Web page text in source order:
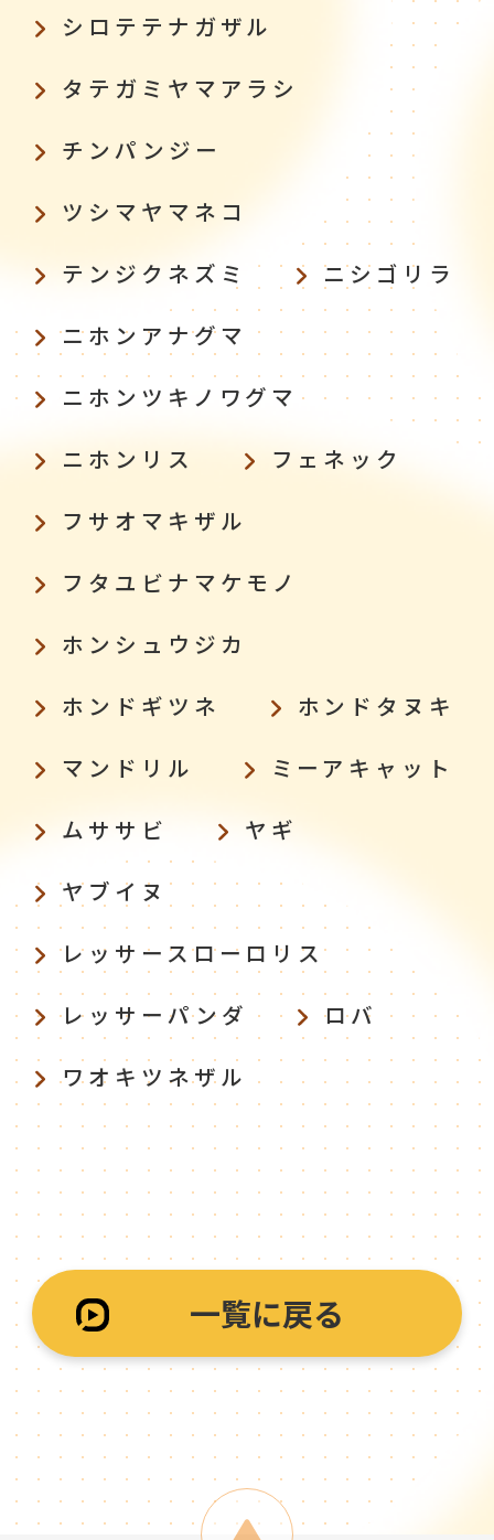
シロテテナガザル
タテガミヤマアラシ
チンパンジー
ツシマヤマネコ
テンジクネズミ
ニシゴリラ
ニホンアナグマ
ニホンツキノワグマ
ニホンリス
フェネック
フサオマキザル
フタユビナマケモノ
ホンシュウジカ
ホンドギツネ
ホンドタヌキ
マンドリル
ミーアキャット
ムササビ
ヤギ
ヤブイヌ
レッサースローロリス
レッサーパンダ
ロバ
ワオキツネザル
一覧に戻る